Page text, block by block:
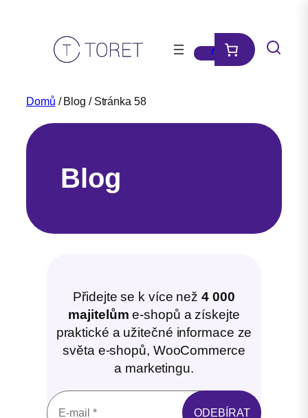
Domů / Blog / Stránka 58
Blog
Přidejte se k více než4 000
majitelůme-shopů a získejte
praktické a užitečné informace ze
světa e-shopů, WooCommerce
a marketingu.